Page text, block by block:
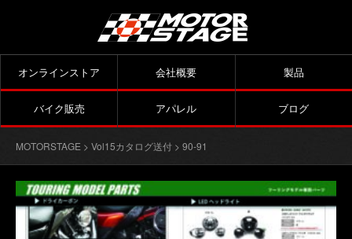
オンラインストア 会社概要 製品
バイク販売 アパレル ブログ
MOTORSTAGE > Vol15カタログ送付 > 90-91